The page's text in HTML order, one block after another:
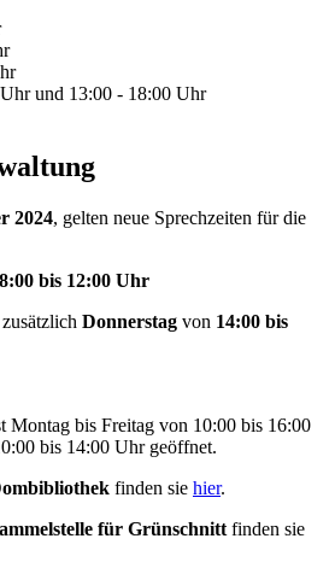
und 13:00 - 18:00 Uhr
2024, gelten neue Sprechzeiten für die
8:00 bis 12:00 Uhr
Donnerstag von 14:00 bis
Montag bis Freitag von 10:00 bis 16:00
bis 14:00 Uhr geöffnet.
finden sie hier.
für Grünschnitt finden sie